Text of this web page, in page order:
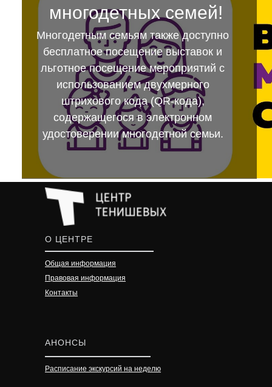
многодетных семей!
Многодетным семьям также доступно
бесплатное посещение выставок и
льготное посещение мероприятий с
использованием двухмерного
штрихового кода (QR-кода),
содержащегося в электронном
удостоверении многодетной семьи.
О ЦЕНТРЕ
Общая информация
Правовая информация
Контакты
АНОНСЫ
Расписание экскурсий на неделю